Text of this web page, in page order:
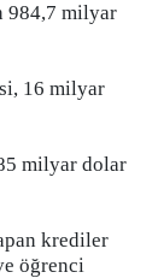
984,7 milyar
16 milyar
milyar dolar
krediler
öğrenci